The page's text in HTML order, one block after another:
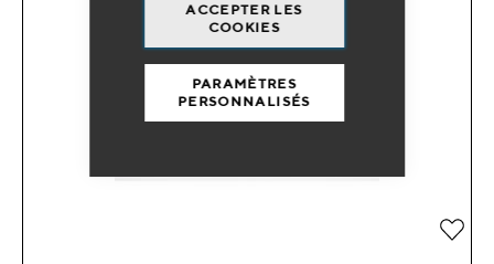
ACCEPTER LES
COOKIES
PARAMÈTRES
PERSONNALISÉS